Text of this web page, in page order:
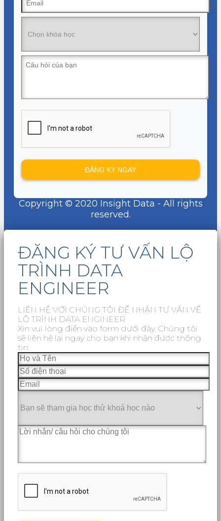
Copyright © 2020 Insight Data - All rights
reserved.
ĐĂNG KÝ TƯ VẤN LỘ
TRÌNH DATA
ENGINEER
LIÊN HỆ VỚI CHÚNG TÔI ĐỂ NHẬN TƯ VẤN VỀ
LỘ TRÌNH DATA ENGINEER
Xin vui lòng điền vào form dưới đây. Chúng tôi
sẽ liên hệ lại ngay cho bạn khi nhận được thông
tin: